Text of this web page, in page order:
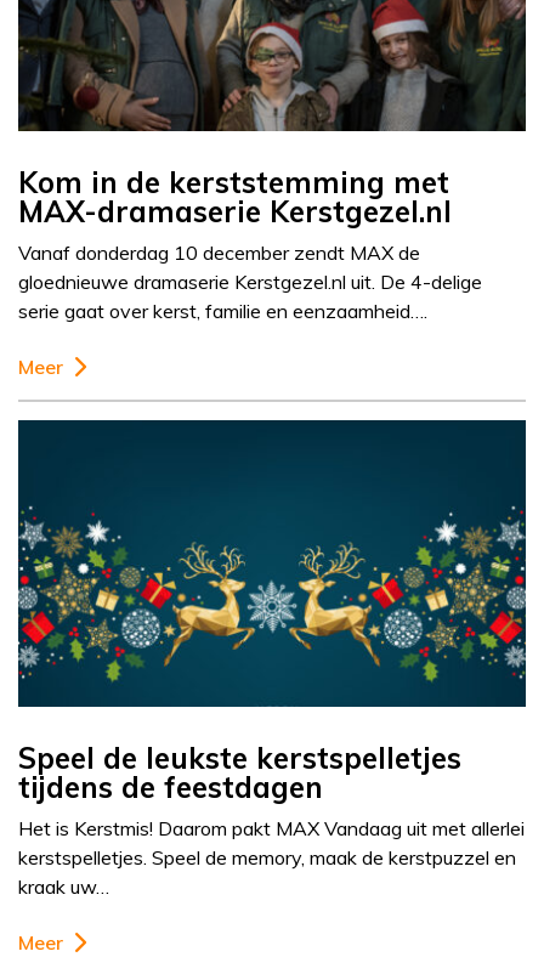
Kom in de kerststemming met
MAX-dramaserie Kerstgezel.nl
Vanaf donderdag 10 december zendt MAX de
gloednieuwe dramaserie Kerstgezel.nl uit. De 4-delige
serie gaat over kerst, familie en eenzaamheid….
Meer
Speel de leukste kerstspelletjes
tijdens de feestdagen
Het is Kerstmis! Daarom pakt MAX Vandaag uit met allerlei
kerstspelletjes. Speel de memory, maak de kerstpuzzel en
kraak uw…
Meer